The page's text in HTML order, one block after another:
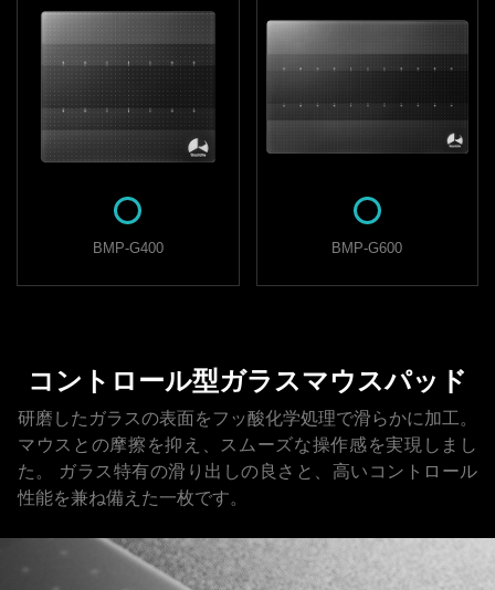
BMP-G400 BMP-G600
コントロール型ガラスマウスパッド
研磨したガラスの表面をフッ酸化学処理で滑らかに加工。
マウスとの摩擦を抑え、スムーズな操作感を実現しまし
た。
ガラス特有の滑り出しの良さと、高いコントロール
性能を兼ね備えた一枚です。